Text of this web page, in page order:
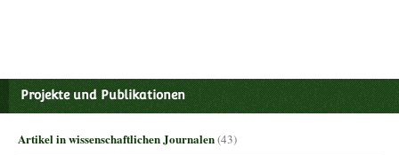
Projekte und Publikationen
Artikel in wissenschaftlichen Journalen(43)